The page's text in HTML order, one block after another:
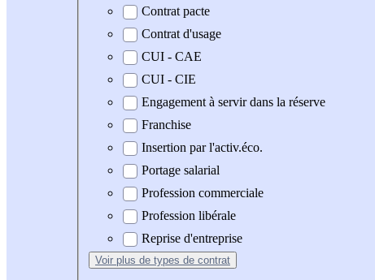
Contrat pacte
Contrat d'usage
CUI - CAE
CUI - CIE
Engagement à servir dans la réserve
Franchise
Insertion par l'activ.éco.
Portage salarial
Profession commerciale
Profession libérale
Reprise d'entreprise
Voir plus de types de contrat